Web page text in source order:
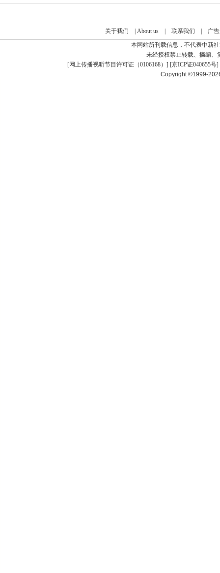
关于我们 About us| 联系我们
广
本网站所刊载信息，不代表中新
未经授权禁止转载、摘编、
[网上传播视听节目许可证（0106168） ] [京ICP证040655号]
Copyright ©1999-